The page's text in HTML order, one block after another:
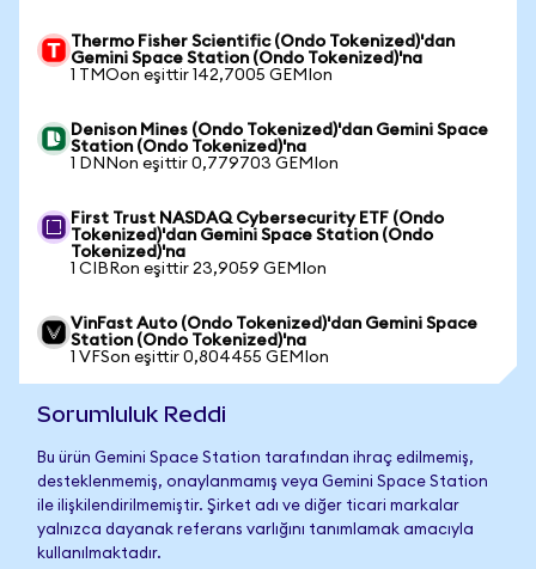
Thermo Fisher Scientific (Ondo Tokenized)'dan
Gemini Space Station (Ondo Tokenized)'na
1 TMOon eşittir 142,7005 GEMIon
Denison Mines (Ondo Tokenized)'dan Gemini Space
Station (Ondo Tokenized)'na
1 DNNon eşittir 0,779703 GEMIon
First Trust NASDAQ Cybersecurity ETF (Ondo
Tokenized)'dan Gemini Space Station (Ondo
Tokenized)'na
1 CIBRon eşittir 23,9059 GEMIon
VinFast Auto (Ondo Tokenized)'dan Gemini Space
Station (Ondo Tokenized)'na
1 VFSon eşittir 0,804455 GEMIon
Sorumluluk Reddi
Bu ürün Gemini Space Station tarafından ihraç edilmemiş,
desteklenmemiş, onaylanmamış veya Gemini Space Station
ile ilişkilendirilmemiştir. Şirket adı ve diğer ticari markalar
yalnızca dayanak referans varlığını tanımlamak amacıyla
kullanılmaktadır.